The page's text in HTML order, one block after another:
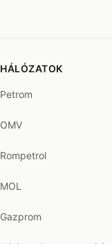
HÁLÓZATOK
Petrom
OMV
Rompetrol
MOL
Gazprom